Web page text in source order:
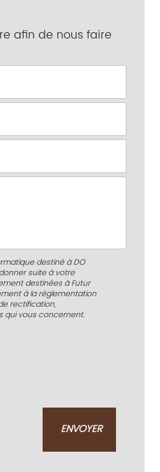
afin de nous faire
destiné àDO
suite à votre
destinées à Futur
à la réglementation
rectification,
qui vous concernent.